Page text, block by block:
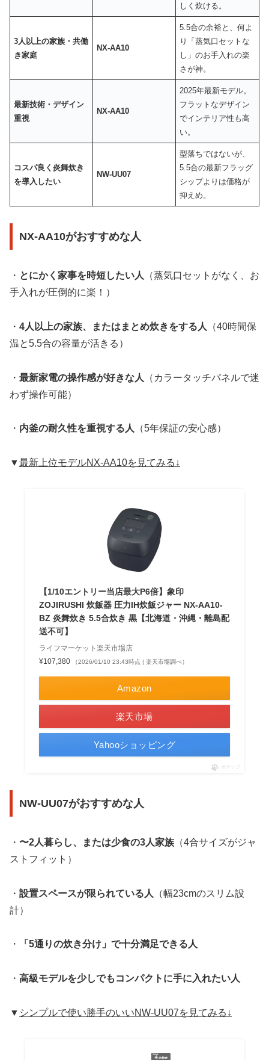
しく炊ける。
3人以上の家族・共働
き家庭
NX-AA10
5.5合の余裕と、何よ
り「蒸気口セットな
し」のお手入れの楽
さが神。
最新技術・デザイン
重視
NX-AA10
2025年最新モデル。
フラットなデザイン
でインテリア性も高
い。
コスパ良く炎舞炊き
を導入したい
NW-UU07
型落ちではないが、
5.5合の最新フラッグ
シップよりは価格が
抑えめ。
NX-AA10がおすすめな人
・ とにかく家事を時短したい人
（蒸気口セットがなく、お
手入れが圧倒的に楽！）
・ 4人以上の家族、またはまとめ炊きをする人
（40時間保
温と5.5合の容量が活きる）
・ 最新家電の操作感が好きな人
（カラータッチパネルで迷
わず操作可能）
・ 内釜の耐久性を重視する人 （5年保証の安心感）
▼最新上位モデルNX-AA10を見てみる↓
【1/10エントリー当店最大P6倍】象印
ZOJIRUSHI 炊飯器 圧力IH炊飯ジャー NX-AA10-
BZ 炎舞炊き 5.5合炊き 黒【北海道・沖縄・離島配
送不可】
ライフマーケット楽天市場店
¥107,380
（2026/01/10 23:43時点 | 楽天市場調べ）
Amazon
楽天市場
Yahooショッピング
ポチップ
NW-UU07がおすすめな人
・ 〜2人暮らし、または少食の3人家族 （4合サイズがジャ
ストフィット）
・ 設置スペースが限られている人
（幅23cmのスリム設
計）
・ 「5通りの炊き分け」で十分満足できる人
・ 高級モデルを少しでもコンパクトに手に入れたい人
▼ シンプルで使い勝手のいいNW-UU07を見てみる↓